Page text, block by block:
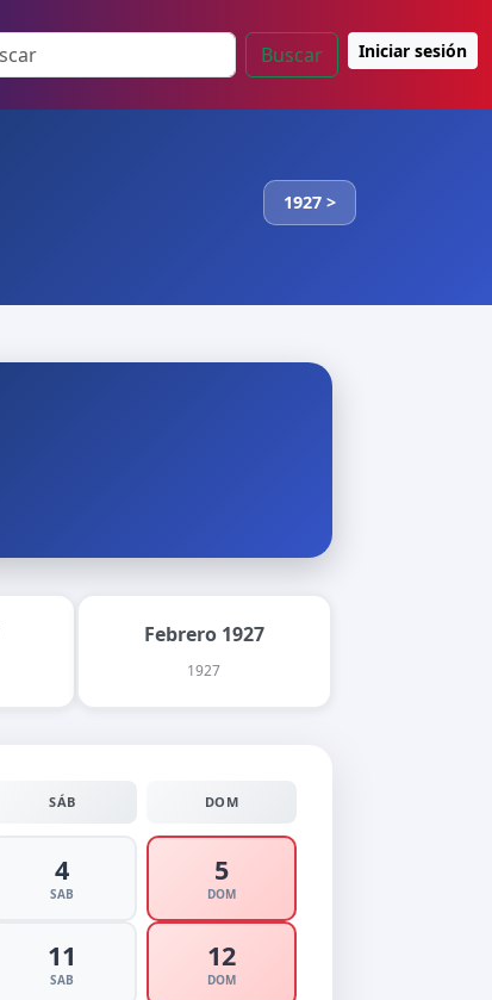
Buscar Iniciar sesión
1927 >
Febrero 1927
1927
SÁB DOM
4
SAB
5
DOM
11
SAB
12
DOM